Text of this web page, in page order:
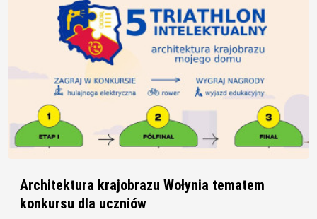
Architektura krajobrazu Wołynia tematem
konkursu dla uczniów